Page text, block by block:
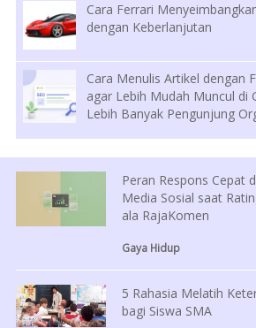
Cara Ferrari
dengan Keberlanjutan
Cara Menulis Artikel dengan
agar Lebih Mudah Muncul di
Lebih Banyak Pengunjung
Peran Respons Cepat
Media Sosial saat
ala RajaKomen
Gaya Hidup
5 Rahasia Melatih
bagi Siswa SMA